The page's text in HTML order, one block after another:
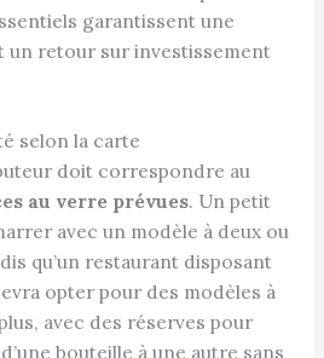
garantissent une
un retour sur investissement
selon la carte
doit correspondre au
au verre prévues. Un petit
avec un modèle à deux ou
qu’un restaurant disposant
opter pour des modèles à
avec des réserves pour
bouteille à une autre sans